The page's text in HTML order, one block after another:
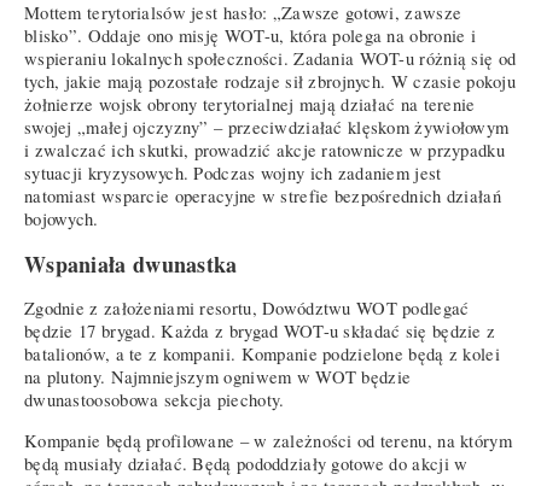
Mottem terytorialsów jest hasło: „Zawsze gotowi, zawsze
blisko”. Oddaje ono misję WOT-u, która polega na obronie i
wspieraniu lokalnych społeczności. Zadania WOT-u różnią się od
tych, jakie mają pozostałe rodzaje sił zbrojnych. W czasie pokoju
żołnierze wojsk obrony terytorialnej mają działać na terenie
swojej „małej ojczyzny” – przeciwdziałać klęskom żywiołowym
i zwalczać ich skutki, prowadzić akcje ratownicze w przypadku
sytuacji kryzysowych. Podczas wojny ich zadaniem jest
natomiast wsparcie operacyjne w strefie bezpośrednich działań
bojowych.
Wspaniała dwunastka
Zgodnie z założeniami resortu, Dowództwu WOT podlegać
będzie 17 brygad. Każda z brygad WOT-u składać się będzie z
batalionów, a te z kompanii. Kompanie podzielone będą z kolei
na plutony. Najmniejszym ogniwem w WOT będzie
dwunastoosobowa sekcja piechoty.
Kompanie będą profilowane – w zależności od terenu, na którym
będą musiały działać. Będą pododdziały gotowe do akcji w